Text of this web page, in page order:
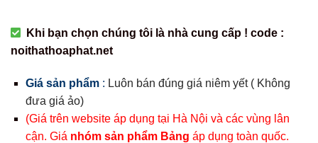
Khi bạn chọn chúng tôi là nhà cung cấp ! code :
noithathoaphat.net
Giá sản phẩm: Luôn bán đúng giá niêm yết ( Không
đưa giá ảo)
(Giá trên website áp dụng tại Hà Nội và các vùng lân
cận. Giá nhóm sản phẩm Bảng áp dụng toàn quốc.